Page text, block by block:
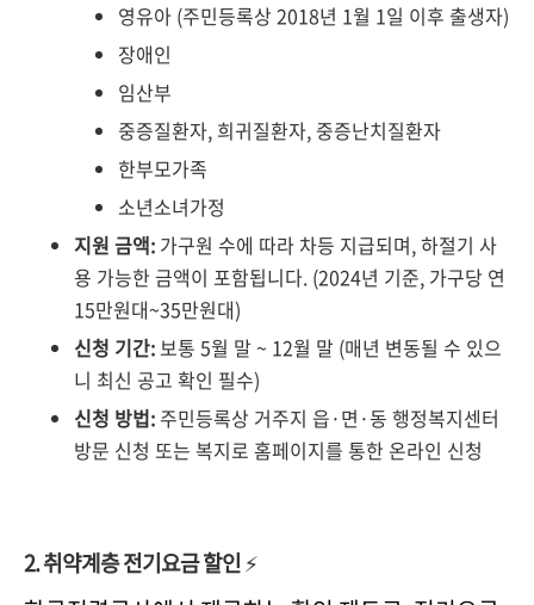
영유아 (주민등록상 2018년 1월 1일 이후 출생자)
장애인
임산부
중증질환자, 희귀질환자, 중증난치질환자
한부모가족
소년소녀가정
지원 금액: 가구원 수에 따라 차등 지급되며, 하절기 사
용 가능한 금액이 포함됩니다. (2024년 기준, 가구당 연
15만원대~35만원대)
신청 기간:보통 5월 말 ~ 12월 말 (매년 변동될 수 있으
니 최신 공고 확인 필수)
신청 방법:주민등록상 거주지 읍·면·동 행정복지센터
방문 신청 또는 복지로 홈페이지를 통한 온라인 신청
2. 취약계층 전기요금 할인⚡